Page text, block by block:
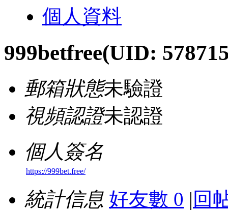
個人資料
999betfree(UID:
郵箱狀態未驗證
視頻認證未認證
個人簽名
https://999bet.free/
統計信息 好友數 0 | 回